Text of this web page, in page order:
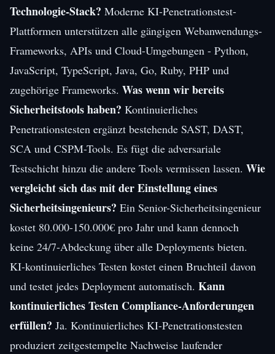
Technologie-Stack? Moderne KI-Penetrationstest-
Plattformen unterstützen alle gängigen Webanwendungs-
Frameworks, APIs und Cloud-Umgebungen - Python,
JavaScript, TypeScript, Java, Go, Ruby, PHP und
zugehörige Frameworks. Was wenn wir bereits
Sicherheitstools haben? Kontinuierliches
Penetrationstesten ergänzt bestehende SAST, DAST,
SCA und CSPM-Tools. Es fügt die adversariale
Testschicht hinzu die andere Tools vermissen lassen. Wie
vergleicht sich das mit der Einstellung eines
Sicherheitsingenieurs? Ein Senior-Sicherheitsingenieur
kostet 80.000-150.000€ pro Jahr und kann dennoch
keine 24/7-Abdeckung über alle Deployments bieten.
KI-kontinuierliches Testen kostet einen Bruchteil davon
und testet jedes Deployment automatisch. Kann
kontinuierliches Testen Compliance-Anforderungen
erfüllen? Ja. Kontinuierliches KI-Penetrationstesten
produziert zeitgestempelte Nachweise laufender